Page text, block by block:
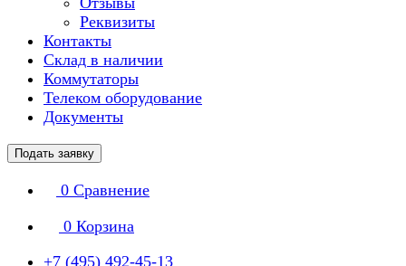
Реквизиты
Контакты
Склад в наличии
Коммутаторы
Телеком оборудование
Документы
Подать заявку
0 Сравнение
0 Корзина
+7 (495) 492-45-13